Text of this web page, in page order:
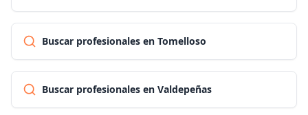
Buscar profesionales en Tomelloso
Buscar profesionales en Valdepeñas